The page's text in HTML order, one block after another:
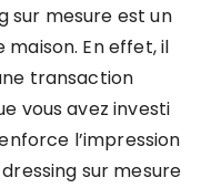
sur mesure est un
En effet, il
transaction
vous avez investi
l’impression
sur mesure